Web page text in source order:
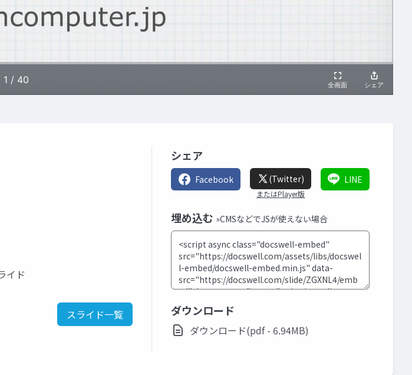
イド
スライド一覧
シェア
Facebook (Twitter)
またはPlayer版
LINE
埋め込む »CMSなどでJSが使えない場合
ダウンロード
ダウンロード(pdf - 6.94MB)